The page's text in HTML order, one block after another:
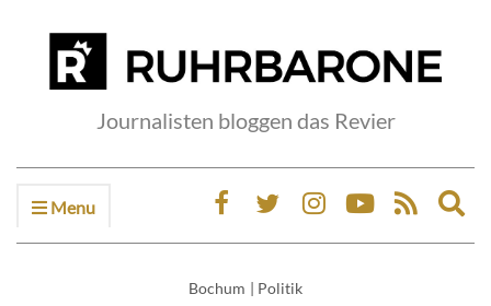
Journalisten bloggen das Revier
Menu
Bochum | Politik